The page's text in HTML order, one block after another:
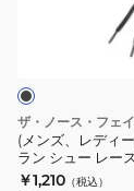
靴
ひ
も
TNF
ザ・ノース・フェ
(メンズ、レディ
ラン シュー レー
￥1,210 （税込）
イ